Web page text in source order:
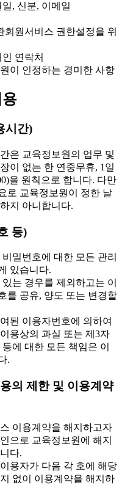
, 신분, 이메일
원서비스 권한설정을 위
연락처
이 인정하는 경미한 사항
시간)
은 교육정보원의 업무 및
이 없는 한 연중무휴, 1일
을 원칙으로 합니다. 다만
로 교육정보원이 정한 날
지 아니합니다.
등)
밀번호에 대한 모든 관리
있습니다.
는 경우를 제외하고는 이
를 공유, 양도 또는 변경할
된 이용자번호에 의하여
용상의 과실 또는 제3자
에 대한 모든 책임은 이
.
의 제한 및 이용계약
이용계약을 해지하고자
으로 교육정보원에 해지
다.
용자가 다음 각 호에 해당
없이 이용계약을 해지하